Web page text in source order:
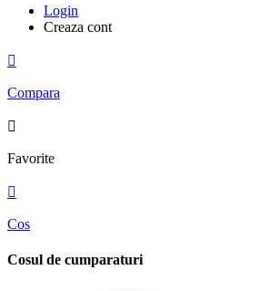
Login
Creaza cont

Compara

Favorite

Cos
Cosul de cumparaturi